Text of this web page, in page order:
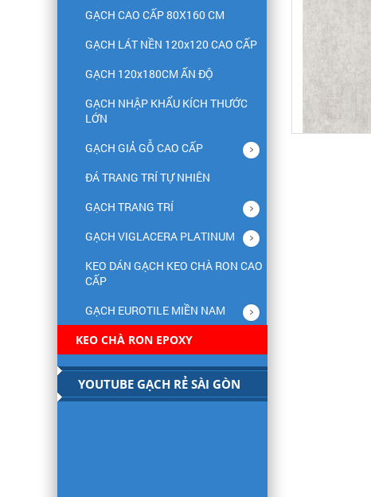
GẠCH CAO CẤP 80X160 CM
GẠCH LÁT NỀN 120x120 CAO CẤP
GẠCH 120x180CM ẤN ĐỘ
GẠCH NHẬP KHẨU KÍCH THƯỚC
LỚN
GẠCH GIẢ GỖ CAO CẤP
ĐÁ TRANG TRÍ TỰ NHIÊN
GẠCH TRANG TRÍ
GẠCH VIGLACERA PLATINUM
KEO DÁN GẠCH KEO CHÀ RON CAO
CẤP
GẠCH EUROTILE MIỀN NAM
KEO CHÀ RON EPOXY
YOUTUBE GẠCH RẺ SÀI GÒN